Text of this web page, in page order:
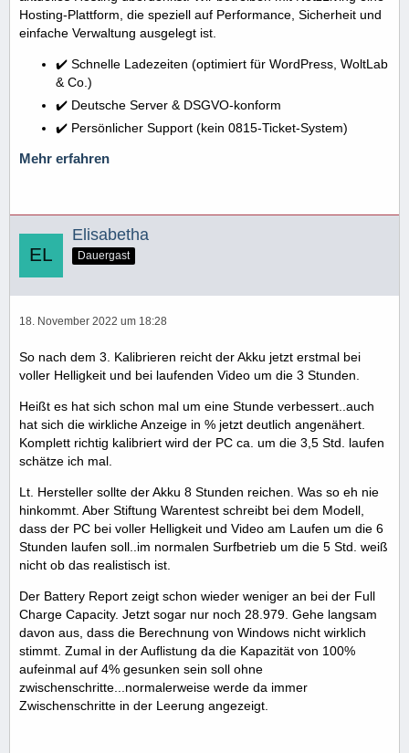
Hosting-Plattform, die speziell auf Performance, Sicherheit und
einfache Verwaltung ausgelegt ist.
✔️ Schnelle Ladezeiten (optimiert für WordPress, WoltLab
& Co.)
✔️ Deutsche Server & DSGVO-konform
✔️ Persönlicher Support (kein 0815-Ticket-System)
Mehr erfahren
Elisabetha
Dauergast
18. November 2022 um 18:28
So nach dem 3. Kalibrieren reicht der Akku jetzt erstmal bei
voller Helligkeit und bei laufenden Video um die 3 Stunden.
Heißt es hat sich schon mal um eine Stunde verbessert..auch
hat sich die wirkliche Anzeige in % jetzt deutlich angenähert.
Komplett richtig kalibriert wird der PC ca. um die 3,5 Std. laufen
schätze ich mal.
Lt. Hersteller sollte der Akku 8 Stunden reichen. Was so eh nie
hinkommt. Aber Stiftung Warentest schreibt bei dem Modell,
dass der PC bei voller Helligkeit und Video am Laufen um die 6
Stunden laufen soll..im normalen Surfbetrieb um die 5 Std. weiß
nicht ob das realistisch ist.
Der Battery Report zeigt schon wieder weniger an bei der Full
Charge Capacity. Jetzt sogar nur noch 28.979. Gehe langsam
davon aus, dass die Berechnung von Windows nicht wirklich
stimmt. Zumal in der Auflistung da die Kapazität von 100%
aufeinmal auf 4% gesunken sein soll ohne
zwischenschritte...normalerweise werde da immer
Zwischenschritte in der Leerung angezeigt.